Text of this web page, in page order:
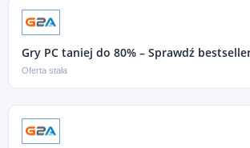
Gry PC taniej do 80% – Sprawdź
Oferta stała